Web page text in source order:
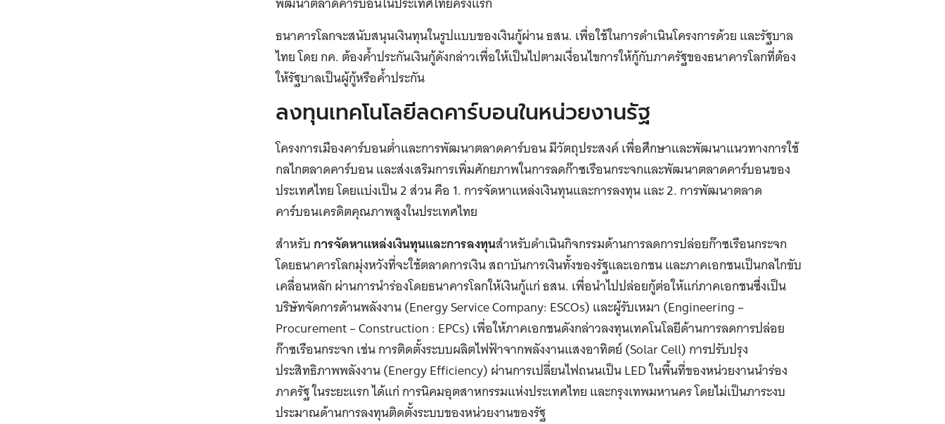
ธนาคารโลกจะสนับสนุนเงินทุนในรูปแบบของเงินกู้ผ่าน ธสน. เพื่อใช้ในการดำเนินโครงการด้วย และรัฐบาล
ไทย โดย กค. ต้องค้ำประกันเงินกู้ดังกล่าวเพื่อให้เป็นไปตามเงื่อนไขการให้กู้กับภาครัฐของธนาคารโลกที่ต้อง
ให้รัฐบาลเป็นผู้กู้หรือค้ำประกัน
ลงทุนเทคโนโลยีลดคาร์บอนในหน่วยงานรัฐ
โครงการเมืองคาร์บอนต่ำและการพัฒนาตลาดคาร์บอน มีวัตถุประสงค์ เพื่อศึกษาและพัฒนาแนวทางการใช้
กลไกตลาดคาร์บอน และส่งเสริมการเพิ่มศักยภาพในการลดก๊าซเรือนกระจกและพัฒนาตลาดคาร์บอนของ
ประเทศไทย โดยแบ่งเป็น 2 ส่วน คือ 1. การจัดหาแหล่งเงินทุนและการลงทุน และ 2. การพัฒนาตลาด
คาร์บอนเครดิตคุณภาพสูงในประเทศไทย
สำหรับการจัดหาแหล่งเงินทุนและการลงทุนสำหรับดำเนินกิจกรรมด้านการลดการปล่อยก๊าซเรือนกระจก
โดยธนาคารโลกมุ่งหวังที่จะใช้ตลาดการเงิน สถาบันการเงินทั้งของรัฐและเอกชน และภาคเอกชนเป็นกลไกขับ
เคลื่อนหลัก ผ่านการนำร่องโดยธนาคารโลกให้เงินกู้แก่ ธสน. เพื่อนำไปปล่อยกู้ต่อให้แก่ภาคเอกชนซึ่งเป็น
บริษัทจัดการด้านพลังงาน (Energy Service Company: ESCOs) และผู้รับเหมา (Engineering –
Procurement – Construction : EPCs) เพื่อให้ภาคเอกชนดังกล่าวลงทุนเทคโนโลยีด้านการลดการปล่อย
ก๊าซเรือนกระจก เช่น การติดตั้งระบบผลิตไฟฟ้าจากพลังงานแสงอาทิตย์ (Solar Cell) การปรับปรุง
ประสิทธิภาพพลังงาน (Energy Efficiency) ผ่านการเปลี่ยนไฟถนนเป็น LED ในพื้นที่ของหน่วยงานนำร่อง
ภาครัฐ ในระยะแรก ได้แก่ การนิคมอุตสาหกรรมแห่งประเทศไทย และกรุงเทพมหานคร โดยไม่เป็นภาระงบ
ประมาณด้านการลงทุนติดตั้งระบบของหน่วยงานของรัฐ